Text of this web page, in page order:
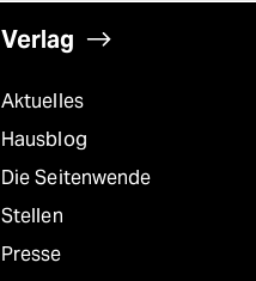
Verlag
Aktuelles
Hausblog
Die Seitenwende
Stellen
Presse